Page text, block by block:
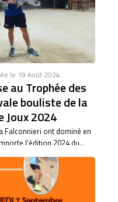
du club de Saint Vulbas,
son...
le 19 Août 2024
au Trophée des
bouliste de la
Joux 2024
Falconnieri ont dominé en
l'édition 2024 du...